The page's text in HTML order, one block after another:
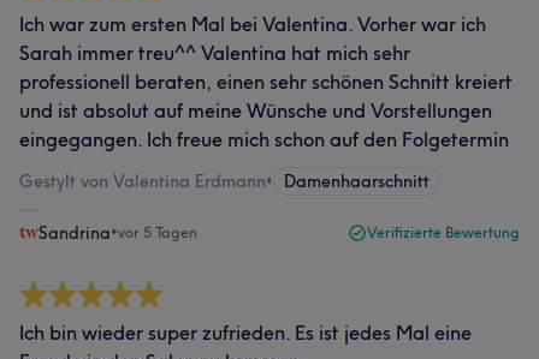
Ich war zum ersten Mal bei Valentina. Vorher war ich
Sarah immer treu^^ Valentina hat mich sehr
professionell beraten, einen sehr schönen Schnitt kreiert
und ist absolut auf meine Wünsche und Vorstellungen
eingegangen. Ich freue mich schon auf den Folgetermin
Gestylt von Valentina Erdmann• Damenhaarschnitt
Sandrina•vor 5 Tagen Verifizierte Bewertung
Ich bin wieder super zufrieden. Es ist jedes Mal eine